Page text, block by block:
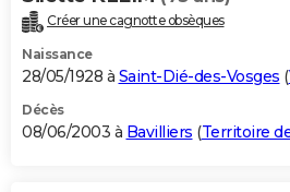
Créer une cagnotte obsèques
Naissance
28/05/1928 à Saint-Dié-des-Vosges (
Décès
08/06/2003 à Bavilliers (Territoire